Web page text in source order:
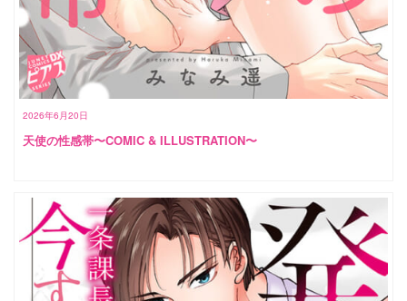
2026年6月20日
天使の性感帯〜COMIC & ILLUSTRATION〜